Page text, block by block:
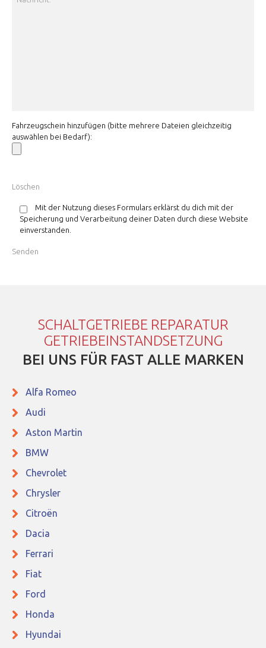
Fahrzeugschein hinzufügen (bitte mehrere Dateien gleichzeitig
auswählen bei Bedarf):
Mit der Nutzung dieses Formulars erklärst du dich mit der
Speicherung und Verarbeitung deiner Daten durch diese Website
einverstanden.
SCHALTGETRIEBE REPARATUR
GETRIEBEINSTANDSETZUNG
BEI UNS FÜR FAST ALLE MARKEN
Alfa Romeo
Audi
Aston Martin
BMW
Chevrolet
Chrysler
Citroën
Dacia
Ferrari
Fiat
Ford
Honda
Hyundai